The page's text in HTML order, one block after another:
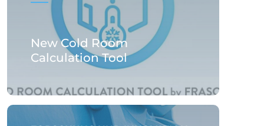
New Cold Room
Calculation Tool